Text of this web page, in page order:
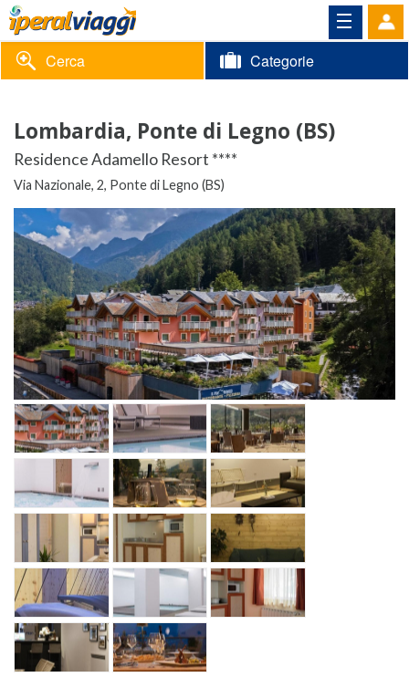
Volantino
Area
riservata
Informazioni
Contatti
Cerca Categorie
Lombardia, Ponte di Legno (BS)
Residence Adamello Resort ****
Via Nazionale, 2, Ponte di Legno (BS)